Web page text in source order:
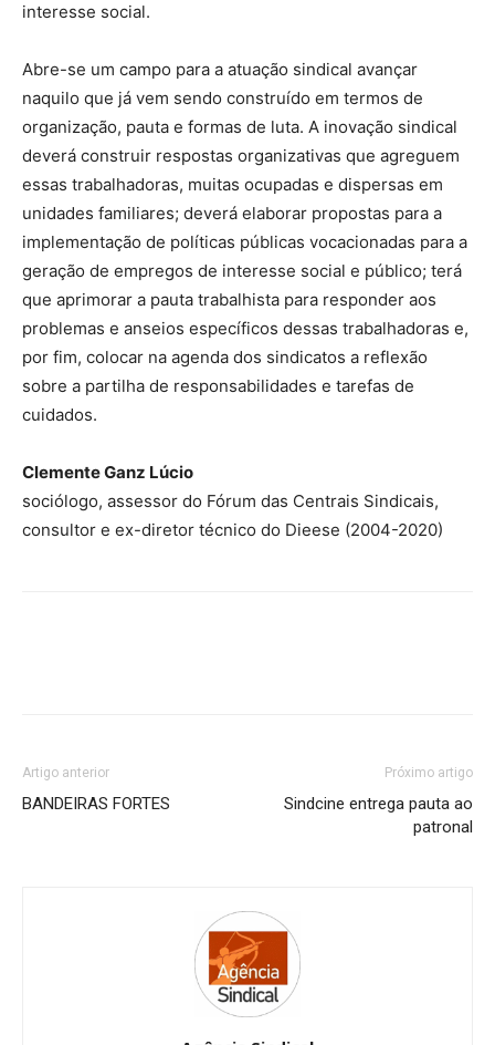
interesse social.
Abre-se um campo para a atuação sindical avançar
naquilo que já vem sendo construído em termos de
organização, pauta e formas de luta. A inovação sindical
deverá construir respostas organizativas que agreguem
essas trabalhadoras, muitas ocupadas e dispersas em
unidades familiares; deverá elaborar propostas para a
implementação de políticas públicas vocacionadas para a
geração de empregos de interesse social e público; terá
que aprimorar a pauta trabalhista para responder aos
problemas e anseios específicos dessas trabalhadoras e,
por fim, colocar na agenda dos sindicatos a reflexão
sobre a partilha de responsabilidades e tarefas de
cuidados.
Clemente Ganz Lúcio
sociólogo, assessor do Fórum das Centrais Sindicais,
consultor e ex-diretor técnico do Dieese (2004-2020)
Artigo anterior
BANDEIRAS FORTES
Próximo artigo
Sindcine entrega pauta ao
patronal